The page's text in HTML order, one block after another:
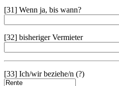
[31] Wenn ja, bis wann?
[32] bisheriger Vermieter
[33] Ich/wir beziehe/n (?)